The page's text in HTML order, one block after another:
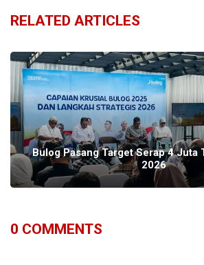
RELATED ARTICLES
Bulog Pasang Target Serap 4 Juta
2026
0 COMMENTS